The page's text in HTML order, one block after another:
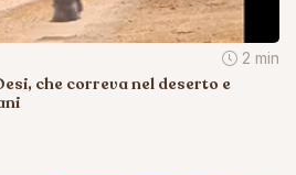
2 min
che correva nel deserto e